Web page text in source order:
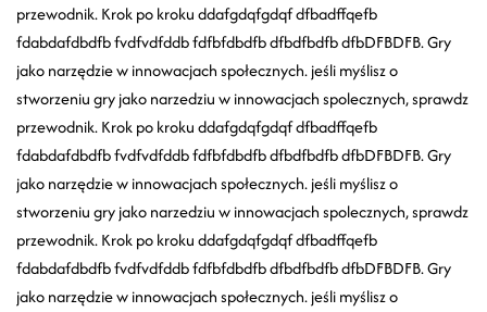
przewodnik. Krok po kroku ddafgdqfgdqf dfbadffqefb
fdabdafdbdfb fvdfvdfddb fdfbfdbdfb dfbdfbdfb dfbDFBDFB. Gry
jako narzędzie w innowacjach społecznych. jeśli myślisz o
stworzeniu gry jako narzedziu w innowacjach spolecznych, sprawdz
przewodnik. Krok po kroku ddafgdqfgdqf dfbadffqefb
fdabdafdbdfb fvdfvdfddb fdfbfdbdfb dfbdfbdfb dfbDFBDFB. Gry
jako narzędzie w innowacjach społecznych. jeśli myślisz o
stworzeniu gry jako narzedziu w innowacjach spolecznych, sprawdz
przewodnik. Krok po kroku ddafgdqfgdqf dfbadffqefb
fdabdafdbdfb fvdfvdfddb fdfbfdbdfb dfbdfbdfb dfbDFBDFB. Gry
jako narzędzie w innowacjach społecznych. jeśli myślisz o